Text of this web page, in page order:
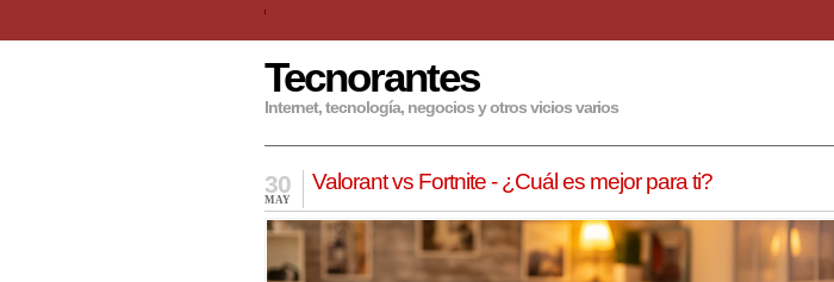
Tecnorantes
Internet, tecnología, negocios y otros vicios varios
Valorant vs Fortnite - ¿Cuál es mejor para ti?
30
MAY